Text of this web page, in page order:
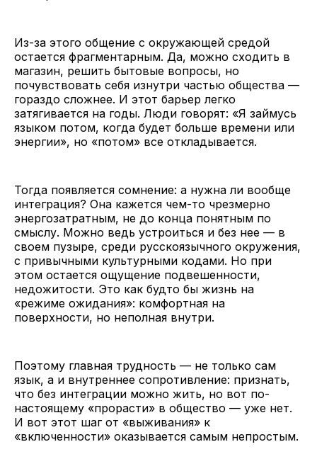
Из-за этого общение с окружающей средой
остается фрагментарным. Да, можно сходить в
магазин, решить бытовые вопросы, но
почувствовать себя изнутри частью общества —
гораздо сложнее. И этот барьер легко
затягивается на годы. Люди говорят: «Я займусь
языком потом, когда будет больше времени или
энергии», но «потом» все откладывается.
Тогда появляется сомнение: а нужна ли вообще
интеграция? Она кажется чем-то чрезмерно
энергозатратным, не до конца понятным по
смыслу. Можно ведь устроиться и без нее — в
своем пузыре, среди русскоязычного окружения,
с привычными культурными кодами. Но при
этом остается ощущение подвешенности,
недожитости. Это как будто бы жизнь на
«режиме ожидания»: комфортная на
поверхности, но неполная внутри.
Поэтому главная трудность — не только сам
язык, а и внутреннее сопротивление: признать,
что без интеграции можно жить, но вот по-
настоящему «прорасти» в общество — уже нет.
И вот этот шаг от «выживания» к
«включенности» оказывается самым непростым.